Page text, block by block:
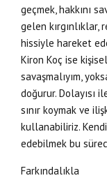
geçmek, hakkını
gelen
hissiyle hareket
Kiron Koç ise
savaşmalıyım,
doğurur. Dolayısı
sınır koymak ve
kullanabiliriz.
edebilmek bu
Farkındalıkla